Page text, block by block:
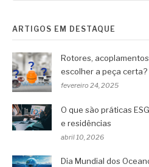
ARTIGOS EM DESTAQUE
Rotores,
escolher a peça certa?
fevereiro 24, 2025
O que são práticas
e residências
abril 10, 2026
Dia Mundial dos